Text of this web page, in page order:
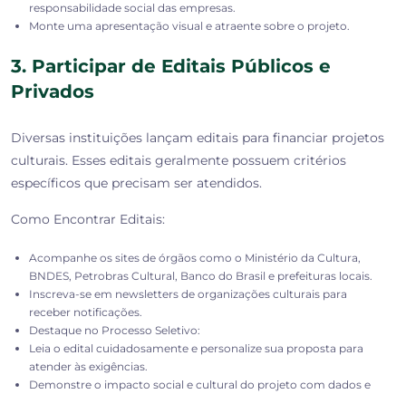
responsabilidade social das empresas.
Monte uma apresentação visual e atraente sobre o projeto.
3. Participar de Editais Públicos e
Privados
Diversas instituições lançam editais para financiar projetos
culturais. Esses editais geralmente possuem critérios
específicos que precisam ser atendidos.
Como Encontrar Editais:
Acompanhe os sites de órgãos como o Ministério da Cultura,
BNDES, Petrobras Cultural, Banco do Brasil e prefeituras locais.
Inscreva-se em newsletters de organizações culturais para
receber notificações.
Destaque no Processo Seletivo:
Leia o edital cuidadosamente e personalize sua proposta para
atender às exigências.
Demonstre o impacto social e cultural do projeto com dados e